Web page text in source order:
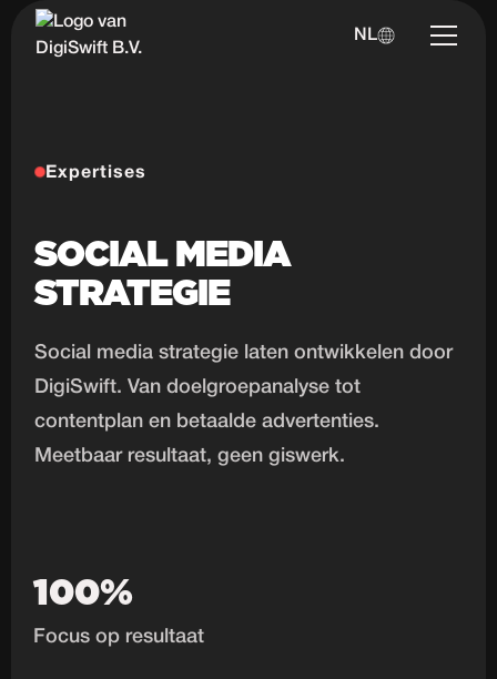
NL
Expertises
SOCIAL MEDIA
STRATEGIE
Social media strategie laten ontwikkelen door
DigiSwift. Van doelgroepanalyse tot
contentplan en betaalde advertenties.
Meetbaar resultaat, geen giswerk.
100%
Focus op resultaat